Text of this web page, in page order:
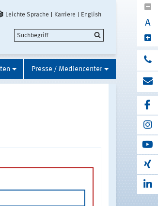
Leichte Sprache Karriere English
A
Presse / Mediencenter